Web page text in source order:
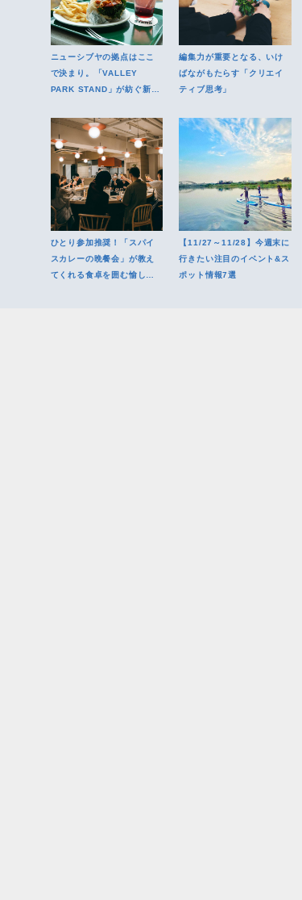
ニューシブヤの拠点はここ
で決まり。「VALLEY
PARK STAND」が紡ぐ新し
編集力が重要となる、いけ
ばながもたらす「クリエイ
ティブ思考」
ひとり参加推奨！「スパイ
スカレーの晩餐会」が教え
てくれる食卓を囲む愉しい
【11/27～11/28】今週末に
行きたい注目のイベント&ス
ポット情報7選